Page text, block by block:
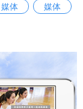
媒体
媒体